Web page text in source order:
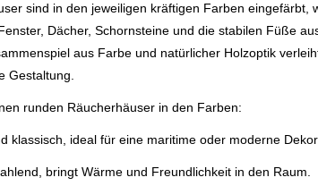
sind in den jeweiligen kräftigen Farben eingefärbt,
Dächer, Schornsteine und die stabilen Füße
aus Farbe und natürlicher Holzoptik
Gestaltung.
runden Räucherhäuser in den Farben:
klassisch, ideal für eine maritime oder moderne
bringt Wärme und Freundlichkeit in den Raum.